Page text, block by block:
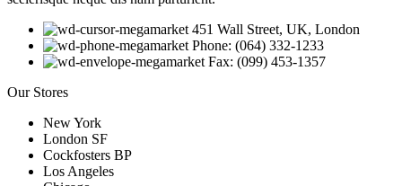
451 Wall Street, UK, London
Phone: (064) 332-1233
Fax: (099) 453-1357
Our Stores
New York
London SF
Cockfosters BP
Los Angeles